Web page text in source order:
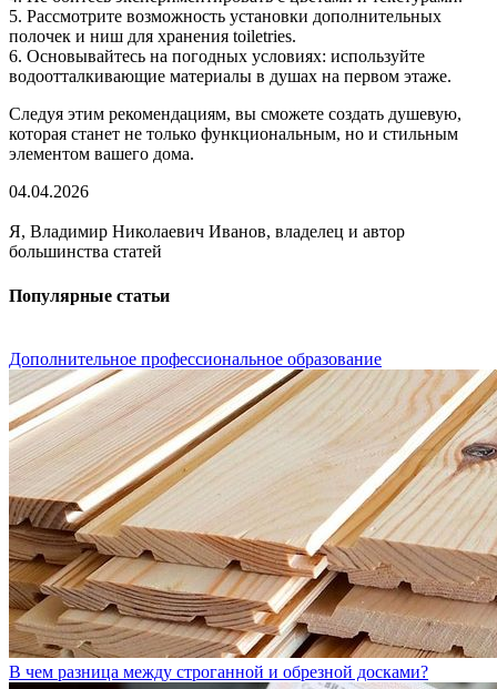
5. Рассмотрите возможность установки дополнительных
полочек и ниш для хранения toiletries.
6. Основывайтесь на погодных условиях: используйте
водоотталкивающие материалы в душах на первом этаже.
Следуя этим рекомендациям, вы сможете создать душевую,
которая станет не только функциональным, но и стильным
элементом вашего дома.
04.04.2026
Я, Владимир Николаевич Иванов, владелец и автор
большинства статей
Популярные статьи
Дополнительное профессиональное образование
В чем разница между строганной и обрезной досками?